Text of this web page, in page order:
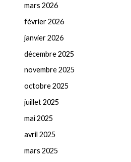
mars 2026
février 2026
janvier 2026
décembre 2025
novembre 2025
octobre 2025
juillet 2025
mai 2025
avril 2025
mars 2025